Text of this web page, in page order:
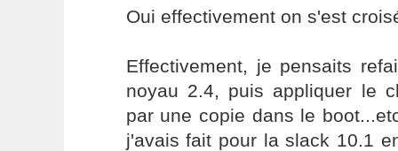
Oui effectivement on s'est
Effectivement, je pensaits
noyau 2.4, puis appliquer le
par une copie dans le
j'avais fait pour la slack 10.1